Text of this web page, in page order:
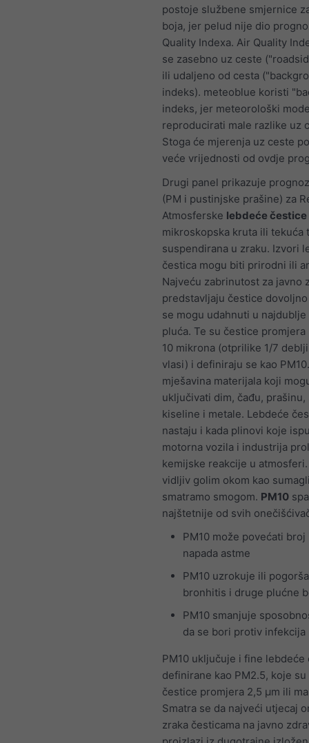
postoje službene smjernice
boja, jer pelud nije dio
Quality Indexa. Air Quality
se zasebno uz ceste
ili udaljeno od cesta
indeks). meteoblue koristi
indeks, jer meteorološki
reproducirati male razlike uz
Stoga će mjerenja uz ceste
veće vrijednosti od ovdje
Drugi panel prikazuje
(PM i pustinjske prašine) za
Atmosferske lebdeće čestice
mikroskopska kruta ili tekuća
suspendirana u zraku. Izvori
čestica mogu biti prirodni ili
Najveću zabrinutost za javno
predstavljaju čestice
se mogu udahnuti u
pluća. Te su čestice promjera
10 mikrona (otprilike 1/7
vlasi) i definiraju se kao
mješavina materijala koji
uključivati dim, čađu, prašinu,
kiseline i metale. Lebdeće
nastaju i kada plinovi koje
motorna vozila i industrija
kemijske reakcije u atmosferi.
vidljiv golim okom kao
smatramo smogom. PM10
najštetnije od svih
PM10 može povećati
napada astme
PM10 uzrokuje ili
bronhitis i druge plućne
PM10 smanjuje
da se bori protiv infekcija
PM10 uključuje i fine lebdeće
definirane kao PM2.5, koje
čestice promjera 2,5 μm ili
Smatra se da najveći utjecaj
zraka česticama na javno